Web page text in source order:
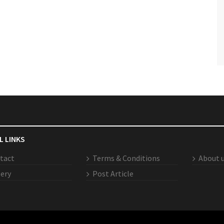
LINKS
Terms & Conditions
Post Article
About